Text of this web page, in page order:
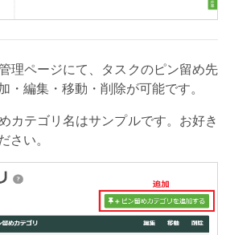
理ページにて、タスクのピン留め先
・編集・移動・削除が可能です。
カテゴリ名はサンプルです。お好き
さい。